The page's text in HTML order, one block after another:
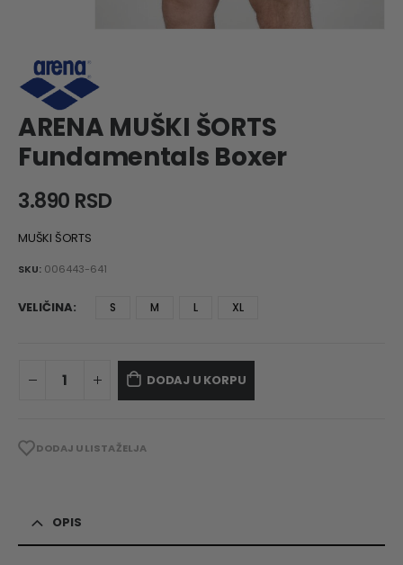
ARENA MUŠKI ŠORTS
Fundamentals Boxer
3.890 RSD
MUŠKI ŠORTS
SKU: 006443-641
VELIČINA S M L XL
DODAJ U KORPU
DODAJ U LISTA ŽELJA
OPIS